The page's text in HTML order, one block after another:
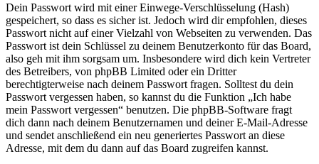
Dein Passwort wird mit einer Einwege-Verschlüsselung (Hash)
gespeichert, so dass es sicher ist. Jedoch wird dir empfohlen, dieses
Passwort nicht auf einer Vielzahl von Webseiten zu verwenden. Das
Passwort ist dein Schlüssel zu deinem Benutzerkonto für das Board,
also geh mit ihm sorgsam um. Insbesondere wird dich kein Vertreter
des Betreibers, von phpBB Limited oder ein Dritter
berechtigterweise nach deinem Passwort fragen. Solltest du dein
Passwort vergessen haben, so kannst du die Funktion „Ich habe
mein Passwort vergessen“ benutzen. Die phpBB-Software fragt
dich dann nach deinem Benutzernamen und deiner E-Mail-Adresse
und sendet anschließend ein neu generiertes Passwort an diese
Adresse, mit dem du dann auf das Board zugreifen kannst.